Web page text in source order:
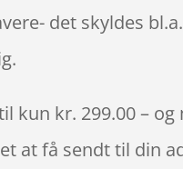
det skyldes
kun kr. 299.00 –
at få sendt til din